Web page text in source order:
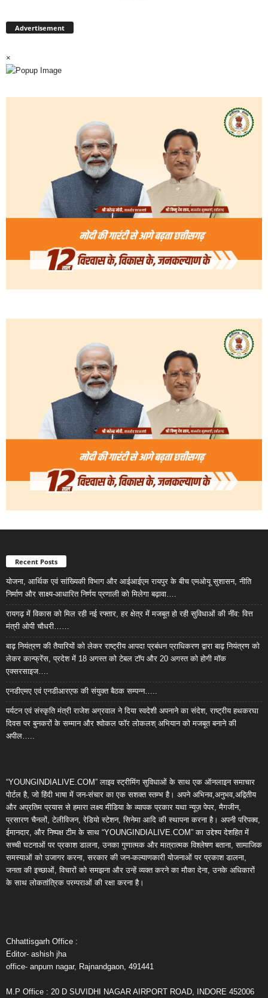
Advertisement
×
Recent Posts
योजना, आर्थिक एवं सांख्यिकी विभाग और आईआईएम रायपुर के बीच एमओयू सुशासन, नीति
निर्माण और साक्ष्य-आधारित निर्णय प्रणाली को मिलेगा बढ़ावा….
रायगढ़ में विकास को मिल रही नई रफ्तार, हर क्षेत्र में मजबूत हो रही सुविधाओं की नींव: वित्त
मंत्री ओपी चौधरी……
बाढ़ नियंत्रण की तैयारियों को लेकर राष्ट्रीय आपदा प्रबंधन प्राधिकरण द्वारा बाढ़ नियंत्रण को
लेकर कान्फ्रेंस, प्रदेश में 18 अगस्त को टेबल टॉप और 20 अगस्त को होगी मॉक
एक्सरसाइज….
एनडीएमए एवं एनडीआरएफ की संयुक्त बैठक सम्पन्न…..
पर्यटन एवं संस्कृति मंत्री राजेश अग्रवाल ने दिया स्वदेशी अपनाने का संदेश, राष्ट्रीय हथकरघा
दिवस पर बुनकरों के सम्मान और श्वोकल फॉर लोकलश् अभियान को मजबूत बनाने की
अपील…..
“YOUNGINDIALIVE.COM” लाइव स्ट्रीमिंग सुविधाओं के साथ एक ऑनलाइन समाचार
पोर्टल है, जो हिंदी भाषा में जन-संचार का एक सशक्त स्तम्भ है। अपने अभिनव,अनुभव,अद्वितीय
और अप्रतिम प्रयास से हमारा लक्ष्य मीडिया के व्यापक प्रकार यथा न्यूज़ पेपर, मैगजीन,
प्रसारण चैनलों, टेलीविजन, रेडियो स्टेशन, सिनेमा आदि की स्थापना करना है। अपनी परिपक्व,
ईमानदार, और निष्पक्ष टीम के साथ “YOUNGINDIALIVE.COM” का उद्देश्य देशहित में
सच्ची घटनाओं पर प्रकाश डालना, उनका गुणात्मक और मात्रात्मक विश्लेषण बताना, सामाजिक
समस्याओं को उजागर करना, सरकार की जन-कल्याणकारी योजनाओं पर प्रकाश डालना,
जनता की इच्छाओं, विचारों को समझना और उन्हें व्यक्त करने का मौका देना, उनके अधिकारों
के साथ लोकतांत्रिक परम्पराओं की रक्षा करना है।
Chhattisgarh Office :
Editor- ashish jha
office- anpum nagar, Rajnandgaon, 491441
M.P Office : 20 D SUVIDHI NAGAR AIRPORT ROAD, INDORE 452006